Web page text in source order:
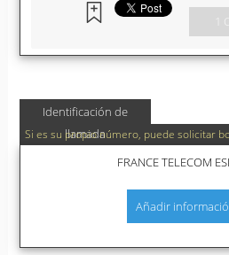
Identificación de
llamada
Si es su propio número, puede solicitar
FRANCE TELECOM
Añadir